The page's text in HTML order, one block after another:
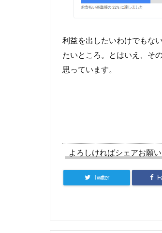
利益を出したいわけでもな
たいところ。とはいえ、そ
思っています。
よろしければシェアお願
Twitter